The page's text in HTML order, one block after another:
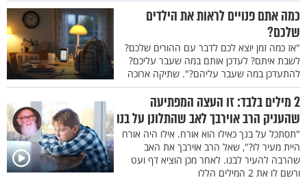
כמה אתם פנויים לראות את הילדים
שלכם?
"אז כמה זמן יוצא לכם לדבר עם ההורים שלכם?
לשבת איתם? לעדכן אותם במה שעבר עליכם?
להתעדכן במה שעבר עליהם?". שתיקה ארוכה
2 מילים בלבד: זו העצה המפתיעה
שהעניק הרב אוירבך לאב שהתלונן על בנו
"תסתכל על בנך כאילו הוא אורח. אילו היה אורח
היית מעיר לו?", שאל הרב אוירבך את האב
שהרבה להעיר לבנו. לאחר מכן הוציא דף ועט
ורשם לו את 2 המילים הללו